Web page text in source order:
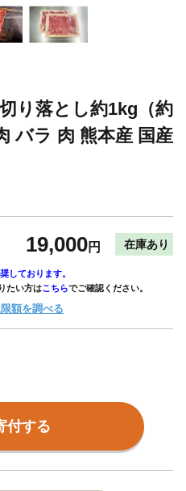
り落とし約1kg（約
バラ 肉 熊本産 国産
19,000円 在庫あり
しております。
たい方はこちらでご確認ください。
限額を調べる
付する